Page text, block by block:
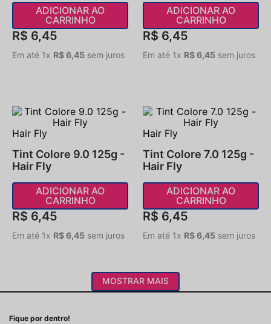
ADICIONAR AO
CARRINHO
R$ 6,45
Em até 1x R$6,45 sem juros
ADICIONAR AO
CARRINHO
R$ 6,45
Em até 1x R$6,45 sem juros
Hair Fly
Tint Colore 9.0 125g -
Hair Fly
ADICIONAR AO
CARRINHO
R$ 6,45
Em até 1x R$6,45 sem juros
Hair Fly
Tint Colore 7.0 125g -
Hair Fly
ADICIONAR AO
CARRINHO
R$ 6,45
Em até 1x R$6,45 sem juros
MOSTRAR MAIS
Fique por dentro!